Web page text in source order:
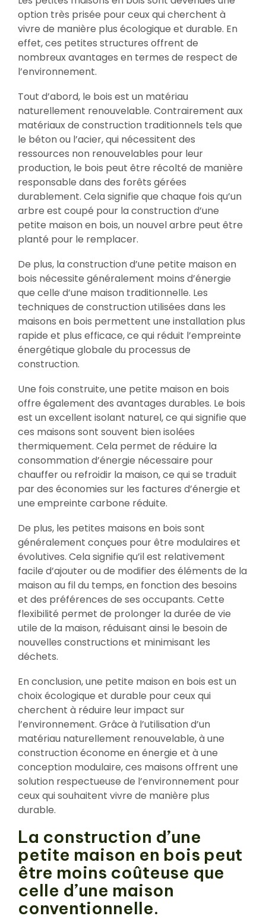
option très prisée pour ceux qui cherchent à
vivre de manière plus écologique et durable. En
effet, ces petites structures offrent de
nombreux avantages en termes de respect de
l’environnement.
Tout d’abord, le bois est un matériau
naturellement renouvelable. Contrairement aux
matériaux de construction traditionnels tels que
le béton ou l’acier, qui nécessitent des
ressources non renouvelables pour leur
production, le bois peut être récolté de manière
responsable dans des forêts gérées
durablement. Cela signifie que chaque fois qu’un
arbre est coupé pour la construction d’une
petite maison en bois, un nouvel arbre peut être
planté pour le remplacer.
De plus, la construction d’une petite maison en
bois nécessite généralement moins d’énergie
que celle d’une maison traditionnelle. Les
techniques de construction utilisées dans les
maisons en bois permettent une installation plus
rapide et plus efficace, ce qui réduit l’empreinte
énergétique globale du processus de
construction.
Une fois construite, une petite maison en bois
offre également des avantages durables. Le bois
est un excellent isolant naturel, ce qui signifie que
ces maisons sont souvent bien isolées
thermiquement. Cela permet de réduire la
consommation d’énergie nécessaire pour
chauffer ou refroidir la maison, ce qui se traduit
par des économies sur les factures d’énergie et
une empreinte carbone réduite.
De plus, les petites maisons en bois sont
généralement conçues pour être modulaires et
évolutives. Cela signifie qu’il est relativement
facile d’ajouter ou de modifier des éléments de la
maison au fil du temps, en fonction des besoins
et des préférences de ses occupants. Cette
flexibilité permet de prolonger la durée de vie
utile de la maison, réduisant ainsi le besoin de
nouvelles constructions et minimisant les
déchets.
En conclusion, une petite maison en bois est un
choix écologique et durable pour ceux qui
cherchent à réduire leur impact sur
l’environnement. Grâce à l’utilisation d’un
matériau naturellement renouvelable, à une
construction économe en énergie et à une
conception modulaire, ces maisons offrent une
solution respectueuse de l’environnement pour
ceux qui souhaitent vivre de manière plus
durable.
La construction d’une
petite maison en bois peut
être moins coûteuse que
celle d’une maison
conventionnelle.